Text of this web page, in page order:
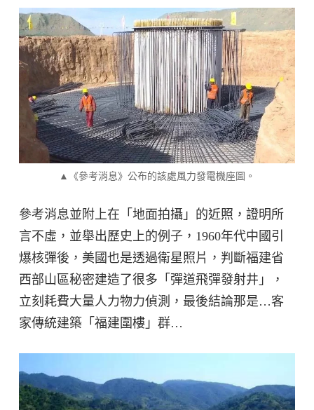
▲《參考消息》公布的該處風力發電機座圖。
參考消息並附上在「地面拍攝」的近照，證明所
言不虛，並舉出歷史上的例子，1960年代中國引
爆核彈後，美國也是透過衛星照片，判斷福建省
西部山區秘密建造了很多「彈道飛彈發射井」，
立刻耗費大量人力物力偵測，最後結論那是…客
家傳統建築「福建圍樓」群…